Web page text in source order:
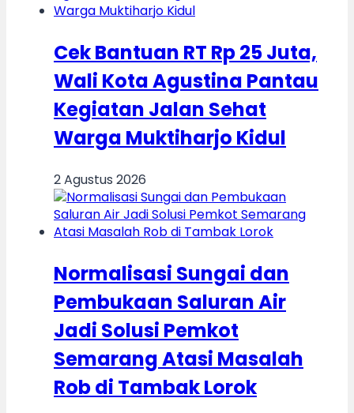
Cek Bantuan RT Rp 25 Juta,
Wali Kota Agustina Pantau
Kegiatan Jalan Sehat
Warga Muktiharjo Kidul
2 Agustus 2026
Normalisasi Sungai dan
Pembukaan Saluran Air
Jadi Solusi Pemkot
Semarang Atasi Masalah
Rob di Tambak Lorok